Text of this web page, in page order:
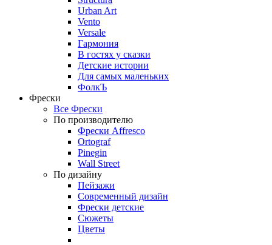
Urban Art
Vento
Versale
Гармония
В гостях у сказки
Детские истории
Для самых маленьких
ФолкЪ
Фрески
Все Фрески
По производителю
Фрески Affresco
Ortograf
Pinegin
Wall Street
По дизайну
Пейзажи
Современный дизайн
Фрески детские
Сюжеты
Цветы